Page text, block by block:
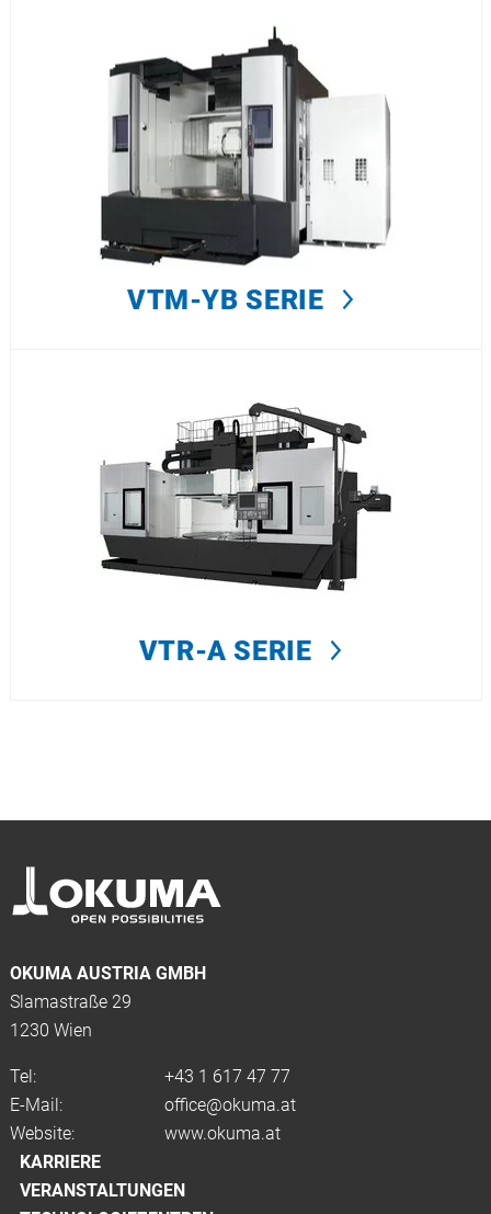
VTM-YB SERIE
VTR-A SERIE
OKUMA AUSTRIA GMBH
Slamastraße 29
1230 Wien
Tel:
+43 1 617 47 77
E-Mail:
office@okuma.at
Website:
www.okuma.at
KARRIERE
VERANSTALTUNGEN